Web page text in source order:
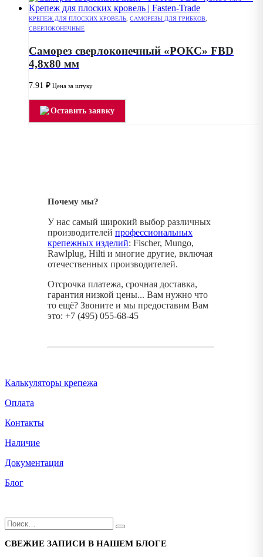
КРЕПЕЖ ДЛЯ ПЛОСКИХ КРОВЕЛЬ, САМОРЕЗЫ ДЛЯ ГРИБКОВ,
СВЕРЛОКОНЕЧНЫЕ
Саморез сверлоконечный «РОКС» FBD
4,8х80 мм
7.91 ₽ Цена за штуку
Оставить заявку
Почему мы?
У нас самый широкий выбор различных
производителей профессиональных
крепежных изделий: Fischer, Mungo,
Rawlplug, Hilti и многие другие, включая
отечественных производителей.
Отсрочка платежа, срочная доставка,
гарантия низкой цены... Вам нужно что
то ещё? Звоните и мы предоставим Вам
это: +7 (495) 055-68-45
Калькуляторы крепежа
Оплата
Контакты
Наличие
Документация
Блог
СВЕЖИЕ ЗАПИСИ В НАШЕМ БЛОГЕ